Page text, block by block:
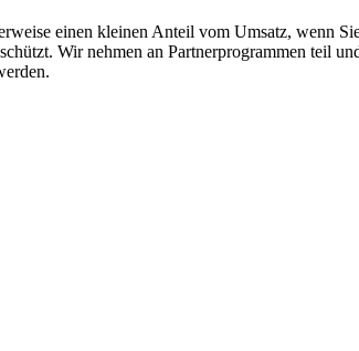
einen kleinen Anteil vom Umsatz, wenn
Wir nehmen an Partnerprogrammen teil